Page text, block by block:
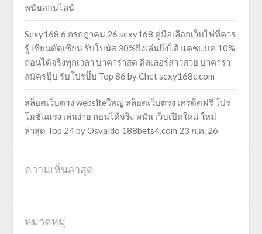
พนันออนไลน์
Sexy168 6 กรกฎาคม 26 sexy168 คู่มือเลือกเว็บไพ่ที่ควร
รู้ เซียนตัดเซียน รับโบนัส 30%ยิ่งเล่นยิ่งได้ แคชแบค 10%
ถอนได้จริงทุกเวลา บาคาร่าสด ดีลเลอร์สาวสวย บาคาร่า
สมัครปุ๊บ รับโปรปั๊บ Top 86 by Chet sexy168c.com
สล็อตเว็บตรง websiteใหญ่ สล็อตเว็บตรง เครดิตฟรี โปร
โมชั่นแรง เล่นง่าย ถอนได้จริง พนัน เว็บเปิดใหม่ ใหม่
ล่าสุด Top 24 by Osvaldo 188bets4.com 23 ก.ค. 26
ความเห็นล่าสุด
หมวดหมู่